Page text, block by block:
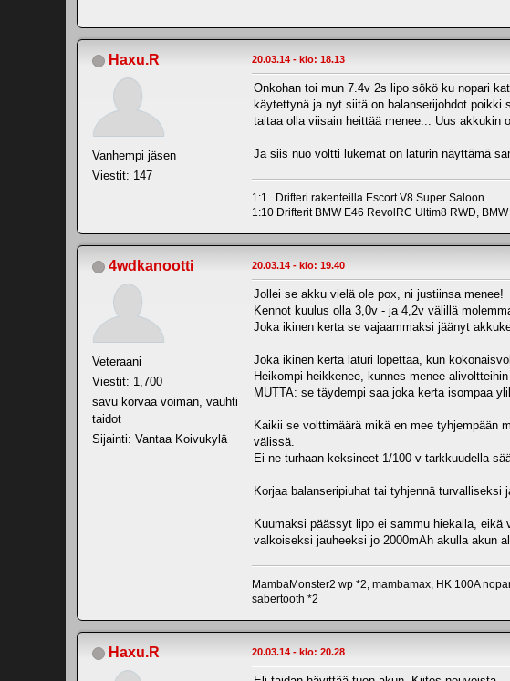
Haxu.R
Vanhempi jäsen
Viestit: 147
20.03.14 - klo: 18.13
Onkohan toi mun 7.4v 2s lipo sökö ku nopari
käytettynä ja nyt siitä on balanserijohdot poikki
taitaa olla viisain heittää menee... Uus akkukin
Ja siis nuo voltti lukemat on laturin näyttämä
1:1 Drifteri rakenteilla Escort V8 Super Saloon
1:10 Drifterit BMW E46 RevolRC Ultim8 RWD,
4wdkanootti
Veteraani
Viestit: 1,700
savu korvaa voiman, vauhti
taidot
Sijainti: Vantaa Koivukylä
20.03.14 - klo: 19.40
Jollei se akku vielä ole pox, ni justiinsa menee!
Kennot kuulus olla 3,0v - ja 4,2v välillä
Joka ikinen kerta se vajaammaksi jäänyt
Joka ikinen kerta laturi lopettaa, kun
Heikompi heikkenee, kunnes menee
MUTTA: se täydempi saa joka kerta isompaa
Kaikii se volttimäärä mikä en mee tyhjempään
välissä.
Ei ne turhaan keksineet 1/100 v tarkkuudella
Korjaa balanseripiuhat tai tyhjennä
Kuumaksi päässyt lipo ei sammu hiekalla,
valkoiseksi jauheeksi jo 2000mAh akulla akun
MambaMonster2 wp *2, mambamax, HK 100A
sabertooth *2
Haxu.R 20.03.14 - klo: 20.28